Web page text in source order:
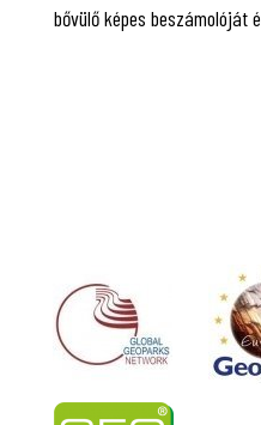
bővülő képes beszámolóját